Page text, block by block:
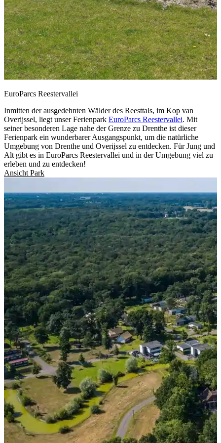
EuroParcs Reestervallei
Inmitten der ausgedehnten Wälder des Reesttals, im Kop van
Overijssel, liegt unser Ferienpark EuroParcs Reestervallei. Mit
seiner besonderen Lage nahe der Grenze zu Drenthe ist dieser
Ferienpark ein wunderbarer Ausgangspunkt, um die natürliche
Umgebung von Drenthe und Overijssel zu entdecken. Für Jung und
Alt gibt es in EuroParcs Reestervallei und in der Umgebung viel zu
erleben und zu entdecken!
Ansicht Park